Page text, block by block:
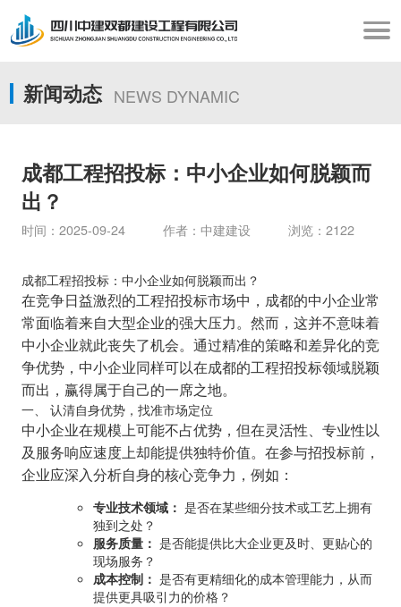
新闻动态 NEWS DYNAMIC
成都工程招投标：中小企业如何脱颖而
出？
时间：2025-09-24 作者：中建建设 浏览：2122
成都工程招投标：中小企业如何脱颖而出？
在竞争日益激烈的工程招投标市场中，成都的中小企业常
常面临着来自大型企业的强大压力。然而，这并不意味着
中小企业就此丧失了机会。通过精准的策略和差异化的竞
争优势，中小企业同样可以在成都的工程招投标领域脱颖
而出，赢得属于自己的一席之地。
一、 认清自身优势，找准市场定位
中小企业在规模上可能不占优势，但在灵活性、专业性以
及服务响应速度上却能提供独特价值。在参与招投标前，
企业应深入分析自身的核心竞争力，例如：
专业技术领域： 是否在某些细分技术或工艺上拥有
独到之处？
服务质量： 是否能提供比大企业更及时、更贴心的
现场服务？
成本控制： 是否有更精细化的成本管理能力，从而
提供更具吸引力的价格？